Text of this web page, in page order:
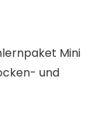
Mini
und